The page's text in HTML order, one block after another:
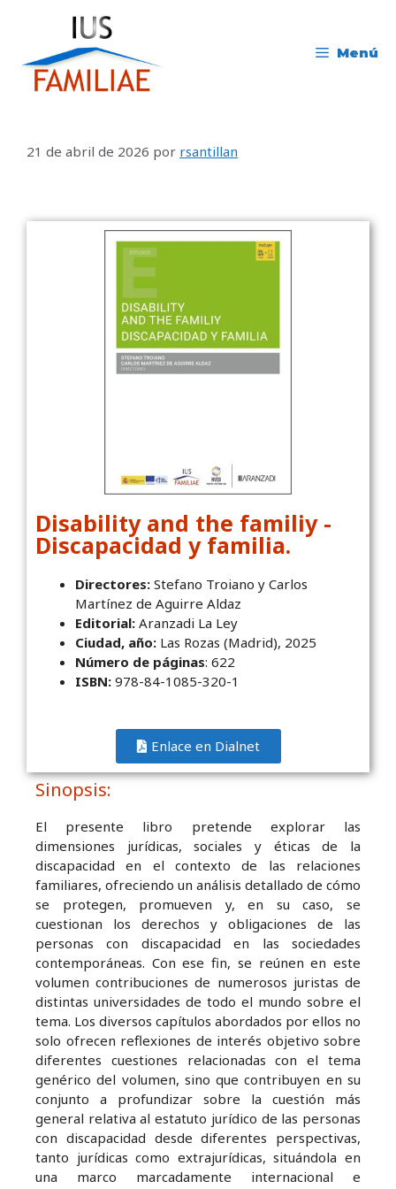
Menú
21 de abril de 2026 por rsantillan
Disability and the familiy -
Discapacidad y familia.
Directores: Stefano Troiano y Carlos
Martínez de Aguirre Aldaz
Editorial: Aranzadi La Ley
Ciudad, año: Las Rozas (Madrid), 2025
Número de páginas: 622
ISBN: 978-84-1085-320-1
Enlace en Dialnet
Sinopsis:
El presente libro pretende explorar las
dimensiones jurídicas, sociales y éticas de la
discapacidad en el contexto de las relaciones
familiares, ofreciendo un análisis detallado de cómo
se protegen, promueven y, en su caso, se
cuestionan los derechos y obligaciones de las
personas con discapacidad en las sociedades
contemporáneas. Con ese fin, se reúnen en este
volumen contribuciones de numerosos juristas de
distintas universidades de todo el mundo sobre el
tema. Los diversos capítulos abordados por ellos no
solo ofrecen reflexiones de interés objetivo sobre
diferentes cuestiones relacionadas con el tema
genérico del volumen, sino que contribuyen en su
conjunto a profundizar sobre la cuestión más
general relativa al estatuto jurídico de las personas
con discapacidad desde diferentes perspectivas,
tanto jurídicas como extrajurídicas, situándola en
una marco marcadamente internacional e